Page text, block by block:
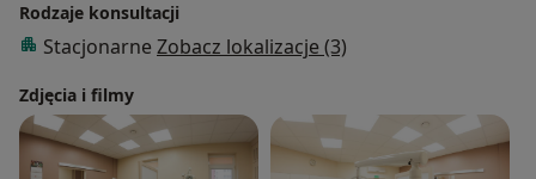
Rodzaje konsultacji
Stacjonarne Zobacz lokalizacje (3)
Zdjęcia i filmy